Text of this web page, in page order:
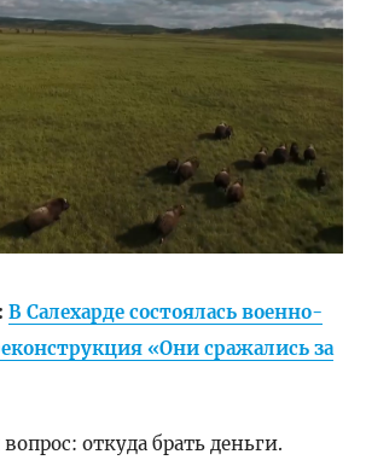
В Салехарде состоялась военно-
«Они сражались за
откуда брать деньги.